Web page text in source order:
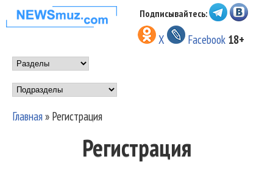
Перейти к основному
содержанию
НОВОСТИ
МУЗЫКИ И
ШОУ БИЗНЕСА
NEWSMUZ.COM
Подписывайтесь:
X Facebook 18+
Main menu
Подразделы
Главная» Регистрация
Регистрация